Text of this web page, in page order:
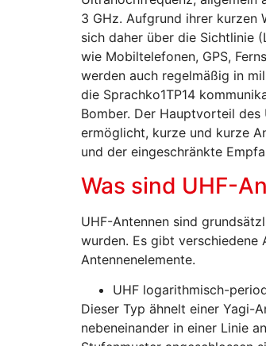
3 GHz. Aufgrund ihrer kurzen
sich daher über die Sichtlinie
wie Mobiltelefonen, GPS,
werden auch regelmäßig in
die Sprachko1TP14
Bomber. Der Hauptvorteil des
ermöglicht, kurze und kurze
und der eingeschränkte
Was sind UHF-
UHF-Antennen sind
wurden. Es gibt verschiedene
Antennenelemente.
UHF logarithmisch-
Dieser Typ ähnelt einer Yagi-
nebeneinander in einer Linie